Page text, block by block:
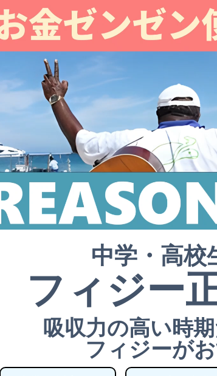
中学・高校
フィジー
吸収力の高い時
フィジーが